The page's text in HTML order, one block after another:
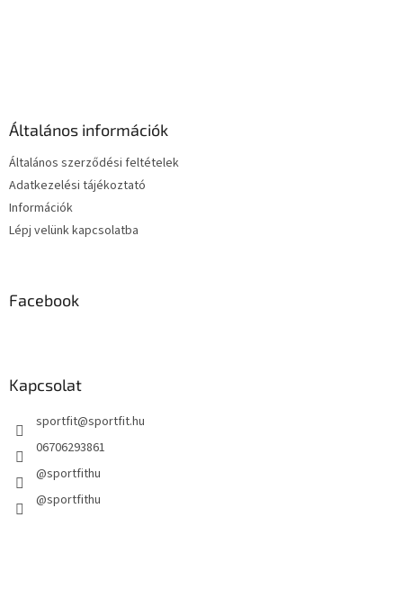
Általános információk
Általános szerződési feltételek
Adatkezelési tájékoztató
Információk
Lépj velünk kapcsolatba
Facebook
Kapcsolat
sportfit@sportfit.hu
06706293861
@sportfithu
@sportfithu